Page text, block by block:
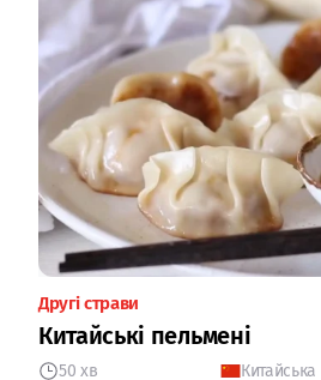
Другі страви
Китайські пельмені
50 хв Китайська